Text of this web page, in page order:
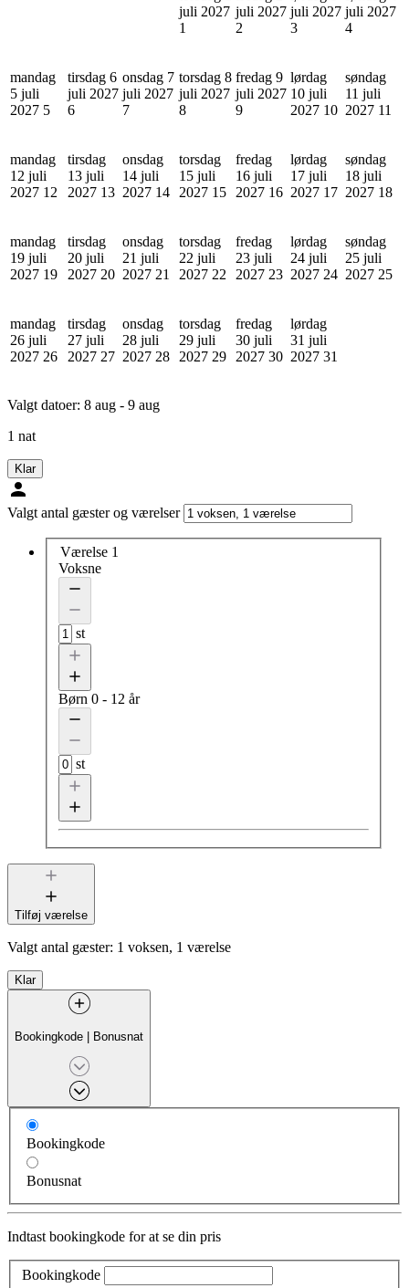
juli 2027
1
juli 2027
2
juli 2027
3
juli 2027
4
mandag
5 juli
2027 5
tirsdag 6
juli 2027
6
onsdag 7
juli 2027
7
torsdag 8
juli 2027
8
fredag 9
juli 2027
9
lørdag
10 juli
2027 10
søndag
11 juli
2027 11
mandag
12 juli
2027 12
tirsdag
13 juli
2027 13
onsdag
14 juli
2027 14
torsdag
15 juli
2027 15
fredag
16 juli
2027 16
lørdag
17 juli
2027 17
søndag
18 juli
2027 18
mandag
19 juli
2027 19
tirsdag
20 juli
2027 20
onsdag
21 juli
2027 21
torsdag
22 juli
2027 22
fredag
23 juli
2027 23
lørdag
24 juli
2027 24
søndag
25 juli
2027 25
mandag
26 juli
2027 26
tirsdag
27 juli
2027 27
onsdag
28 juli
2027 28
torsdag
29 juli
2027 29
fredag
30 juli
2027 30
lørdag
31 juli
2027 31
Valgt datoer: 8 aug - 9 aug
1 nat
Klar
Valgt antal gæster og værelser
Værelse 1
Voksne
st
Børn 0 - 12 år
st
Tilføj værelse
Valgt antal gæster: 1 voksen, 1 værelse
Klar
Bookingkode | Bonusnat
Bookingkode
Bonusnat
Indtast bookingkode for at se din pris
Bookingkode